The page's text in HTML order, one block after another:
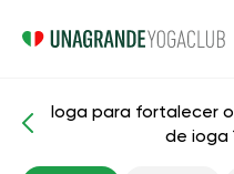
Pélvis
Ioga para fortalecer
de ioga